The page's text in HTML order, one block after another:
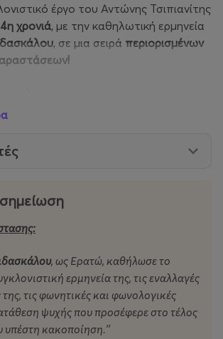
έργο του Αντώνης Τσιπιανίτης
χρονιά, με την καθηλωτική ερμηνεία
, σε μια σειρά περιορισμένων
ανεξαρτήτως ηλικίας-φύλου-
ταξιδεύει για 90 λεπτά από το γέλιο
κάθε στιγμή στην
και στωικότητα ζει στο
την ημέρα που στο από πάνω
να βλέπει τη ζωή της μέσα από άλλο
αναστεναγμούς που ακούει καθημερινά
να κεντρίζουν αδυσώπητα σαν
της κόσμο και να συνιστούν
της γέννησης του νέου της
, ως Ερατώ, καθήλωσε το
ερμηνεία της, τις εναλλαγές
της, τις φωνητικές και φωνολογικές
ψυχής που προσέφερε στο τέλος
κακοποίηση.’’